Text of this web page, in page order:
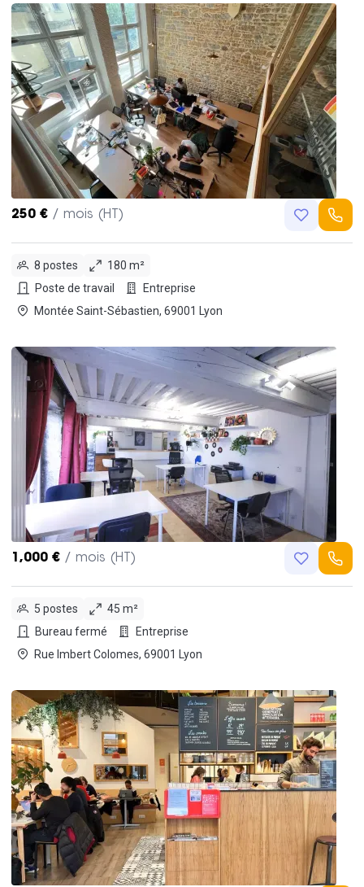
250 € / mois (HT)
8 postes
180 m²
Poste de travail
Entreprise
Montée Saint-Sébastien, 69001 Lyon
1,000 € / mois (HT)
5 postes
45 m²
Bureau fermé
Entreprise
Rue Imbert Colomes, 69001 Lyon